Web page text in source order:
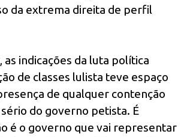
da extrema direita de perfil
indicações da luta política
de classes lulista teve espaço
de qualquer contenção
do governo petista. É
é o governo que vai representar